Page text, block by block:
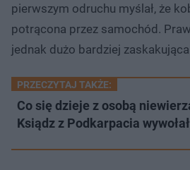
pierwszym odruchu myślał, że
potrącona przez samochód.
jednak dużo bardziej
PRZECZYTAJ TAKŻE:
Co się dzieje z osobą
Ksiądz z Podkarpacia